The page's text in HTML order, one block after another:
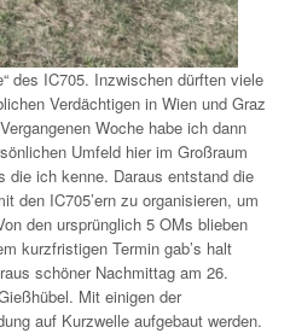
des IC705. Inzwischen dürften viele
Verdächtigen in Wien und Graz
Woche habe ich dann
Umfeld hier im Großraum
die ich kenne. Daraus entstand die
den IC705’ern zu organisieren, um
den ursprünglich 5 OMs blieben
kurzfristigen Termin gab’s halt
schöner Nachmittag am 26.
Mit einigen der
auf Kurzwelle aufgebaut werden.